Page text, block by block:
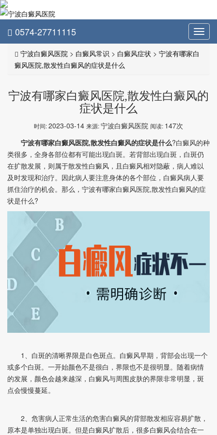
0574-27711115
宁波白癜风医院 > 白癜风常识 > 白癜风症状 > 宁波有哪家白
癜风医院,散发性白癜风的症状是什么
宁波有哪家白癜风医院,散发性白癜风的
症状是什么
时间:2023-03-14 来源:宁波白癜风医院 阅读: 147次
宁波有哪家白癜风医院,散发性白癜风的症状是什么?白癜风的种
类很多，全身各部位都有可能出现白斑。若背部出现白斑，白斑仍
在扩散发展，则属于散发性白癜风，且白癜风相对隐蔽，病人难以
及时发现和治疗。因此病人要注意身体的各个部位，白癜风病人要
抓住治疗的机会。那么，宁波有哪家白癜风医院,散发性白癜风的症
状是什么?
1、白斑的清晰界限是白色斑点。白癜风早期，背部会出现一个
或多个白斑。一开始颜色不是很白，界限也不是很明显。随着病情
的发展，颜色会越来越深，白癜风与周围皮肤的界限非常明显，斑
点会慢慢蔓延。
2、危害病人正常生活的危害白癜风的背部散发相应容易扩散，
原本是单独出现白斑。但是白癜风扩散后，很多白癜风会结合在一